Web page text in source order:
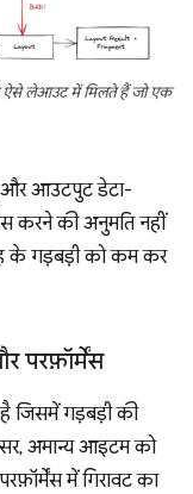
ऐसे लेआउट में मिलते हैं जो एक
और आउटपुट डेटा-
करने की अनुमति नहीं
के गड़बड़ी को कम कर
परफ़ॉर्मेंस
जिसमें गड़बड़ी की
अमान्य आइटम को
में गिरावट का